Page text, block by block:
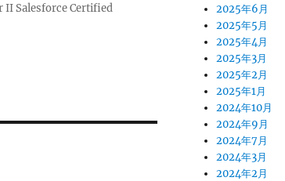
II Salesforce Certified
2025年6月
2025年5月
2025年4月
2025年3月
2025年2月
2025年1月
2024年10月
2024年9月
2024年7月
2024年3月
2024年2月